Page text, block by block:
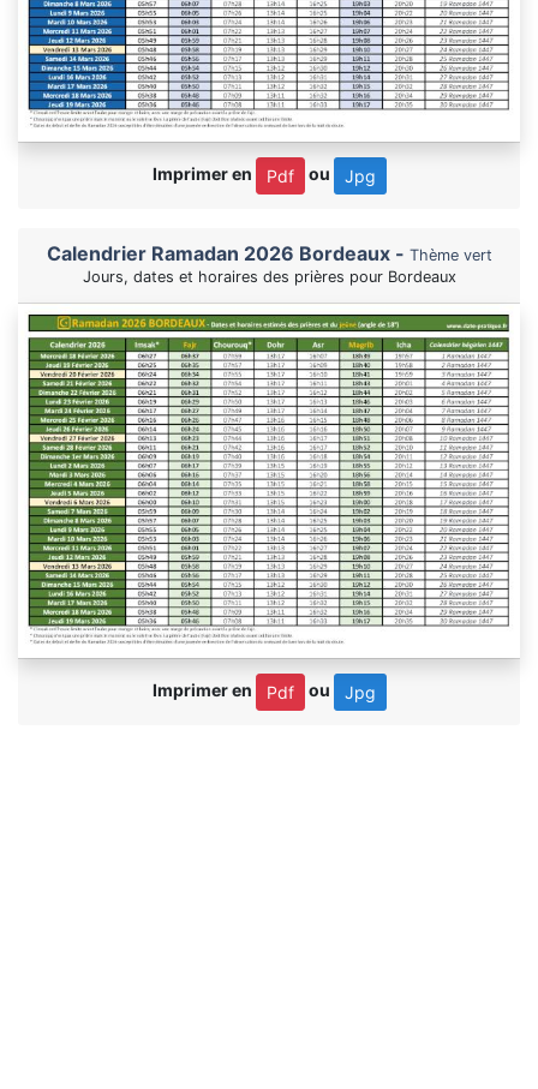
Imprimer en Pdf ou Jpg
Calendrier Ramadan 2026 Bordeaux - Thème vert
Jours, dates et horaires des prières pour Bordeaux
Imprimer en Pdf ou Jpg